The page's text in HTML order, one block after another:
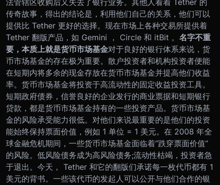
法管辖区收购后又失去了银行业务。其他人看着 Tether 的
传奇故事，得出的结论是，利用他们自己的关系，他们可以
提供比 Tether 更好的选择。现在市场上各种交易所提供着
Tether 翻版产品，如 Gemini ， Circle 和 itBit 。 名字不重
要，本质上就是货币市场基金对于良好的银行体系来说，货
币市场基金的存在极为重要。散户投资者和机构投资者便能
在短期内将多余的现金存放在货币市场基金并提高他们收益
率。货币市场基金将投资于高流动性的固定收益投资工具。
短期政府债券，信誉良好的企业发行的商业票据和短期银行
贷款，都是货币市场基金持有的一些投资产品。 货币市场基
金的风险承受能力很低。对他们来说最重要的是他们的投资
能始终保持票面价值，例如 1 单位 = 1 美元。在 2008 年全
球金融危机期间，一些货币市场基金面临着“跌穿票面价值”
的风险。低风险债务成为高风险债务;流动性枯竭，投资者急
于退出。 今天， Tether 和它的翻版们承诺每一枚代币都有 1
美元的背书。一些该代币的发起人可以公开与他们合作的银